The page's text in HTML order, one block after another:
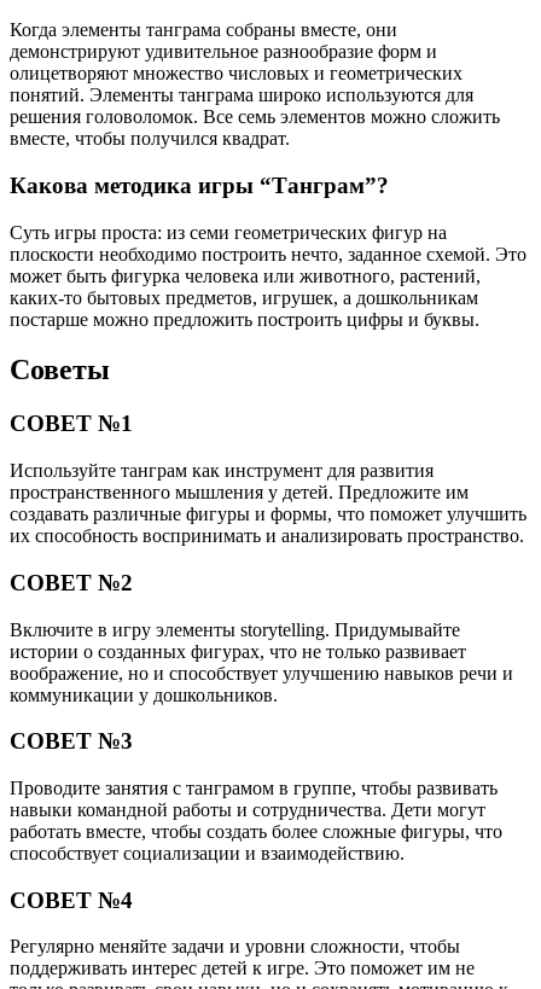
Когда элементы танграма собраны вместе, они
демонстрируют удивительное разнообразие форм и
олицетворяют множество числовых и геометрических
понятий. Элементы танграма широко используются для
решения головоломок. Все семь элементов можно сложить
вместе, чтобы получился квадрат.
Какова методика игры “Танграм”?
Суть игры проста: из семи геометрических фигур на
плоскости необходимо построить нечто, заданное схемой. Это
может быть фигурка человека или животного, растений,
каких-то бытовых предметов, игрушек, а дошкольникам
постарше можно предложить построить цифры и буквы.
Советы
СОВЕТ №1
Используйте танграм как инструмент для развития
пространственного мышления у детей. Предложите им
создавать различные фигуры и формы, что поможет улучшить
их способность воспринимать и анализировать пространство.
СОВЕТ №2
Включите в игру элементы storytelling. Придумывайте
истории о созданных фигурах, что не только развивает
воображение, но и способствует улучшению навыков речи и
коммуникации у дошкольников.
СОВЕТ №3
Проводите занятия с танграмом в группе, чтобы развивать
навыки командной работы и сотрудничества. Дети могут
работать вместе, чтобы создать более сложные фигуры, что
способствует социализации и взаимодействию.
СОВЕТ №4
Регулярно меняйте задачи и уровни сложности, чтобы
поддерживать интерес детей к игре. Это поможет им не